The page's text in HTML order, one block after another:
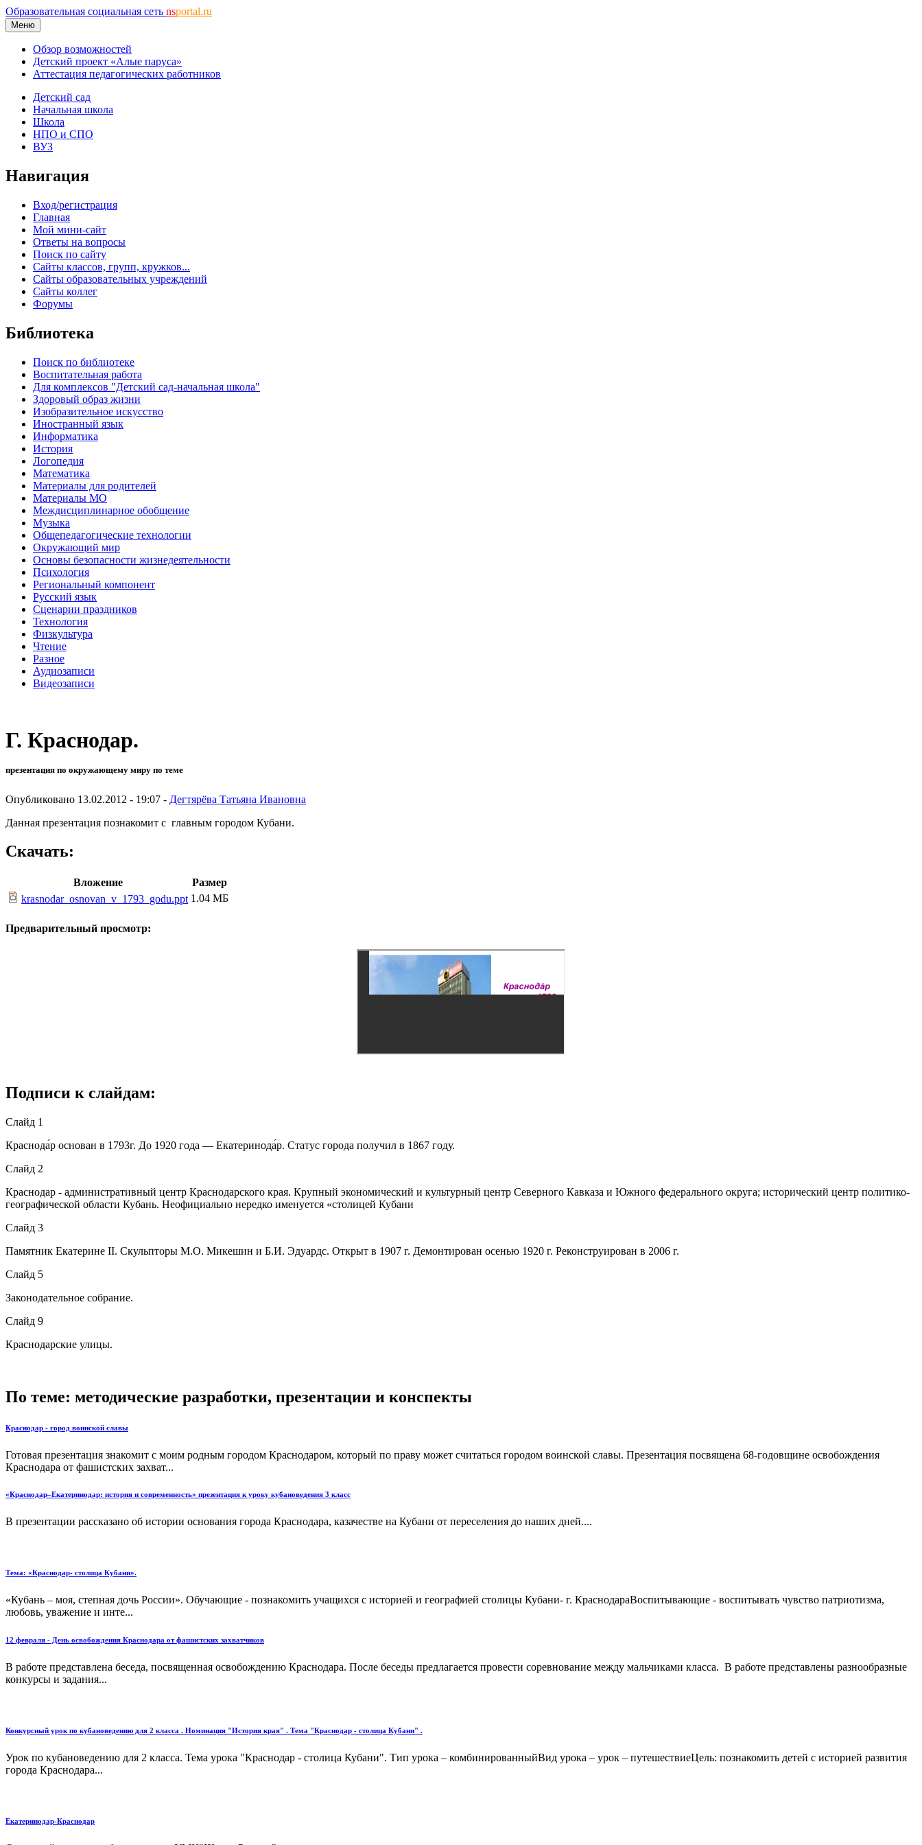
Образовательная социальная сеть nsportal.ru
Меню
Обзор возможностей
Детский проект «Алые паруса»
Аттестация педагогических работников
Детский сад
Начальная школа
Школа
НПО и СПО
ВУЗ
Навигация
Вход/регистрация
Главная
Мой мини-сайт
Ответы на вопросы
Поиск по сайту
Сайты классов, групп, кружков...
Сайты образовательных учреждений
Сайты коллег
Форумы
Библиотека
Поиск по библиотеке
Воспитательная работа
Для комплексов "Детский сад-начальная школа"
Здоровый образ жизни
Изобразительное искусство
Иностранный язык
Информатика
История
Логопедия
Математика
Материалы для родителей
Материалы МО
Междисциплинарное обобщение
Музыка
Общепедагогические технологии
Окружающий мир
Основы безопасности жизнедеятельности
Психология
Региональный компонент
Русский язык
Сценарии праздников
Технология
Физкультура
Чтение
Разное
Аудиозаписи
Видеозаписи
Г. Краснодар.
презентация по окружающему миру по теме
Опубликовано 13.02.2012 - 19:07 - Дегтярёва Татьяна Ивановна
Данная презентация познакомит с главным городом Кубани.
Скачать:
Вложение
Размер
krasnodar_osnovan_v_1793_godu.ppt 1.04 МБ
Предварительный просмотр:
Подписи к слайдам:
Слайд 1
Краснода́р основан в 1793г. До 1920 года — Екатеринода́р. Статус города получил в 1867 году.
Слайд 2
Краснодар - административный центр Краснодарского края. Крупный экономический и культурный центр Северного Кавказа и Южного федерального округа; исторический центр политико-
географической области Кубань. Неофициально нередко именуется «столицей Кубани
Слайд 3
Памятник Екатерине II. Скульпторы М.О. Микешин и Б.И. Эдуардс. Открыт в 1907 г. Демонтирован осенью 1920 г. Реконструирован в 2006 г.
Слайд 5
Законодательное собрание.
Слайд 9
Краснодарские улицы.
По теме: методические разработки, презентации и конспекты
Краснодар - город воинской славы
Готовая презентация знакомит с моим родным городом Краснодаром, который по праву может считаться городом воинской славы. Презентация посвящена 68-годовщине освобождения
Краснодара от фашистских захват...
«Краснодар–Екатеринодар: история и современность» презентация к уроку кубановедения 3 класс
В презентации рассказано об истории основания города Краснодара, казачестве на Кубани от переселения до наших дней....
Тема: «Краснодар- столица Кубани».
«Кубань – моя, степная дочь России». Обучающие - познакомить учащихся с историей и географией столицы Кубани- г. КраснодараВоспитывающие - воспитывать чувство патриотизма,
любовь, уважение и инте...
12 февраля - День освобождения Краснодара от фашистских захватчиков
В работе представлена беседа, посвященная освобождению Краснодара. После беседы предлагается провести соревнование между мальчиками класса. В работе представлены разнообразные
конкурсы и задания...
Конкурсный урок по кубановедению для 2 класса . Номинация "История края" . Тема "Краснодар - столица Кубани" .
Урок по кубановедению для 2 класса. Тема урока "Краснодар - столица Кубани". Тип урока – комбинированныйВид урока – урок – путешествиеЦель: познакомить детей с историей развития
города Краснодара...
Екатеринодар-Краснодар